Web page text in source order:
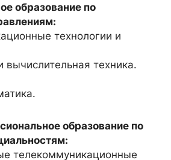
образование по
технологии и
техника.
образование по
телекоммуникационные